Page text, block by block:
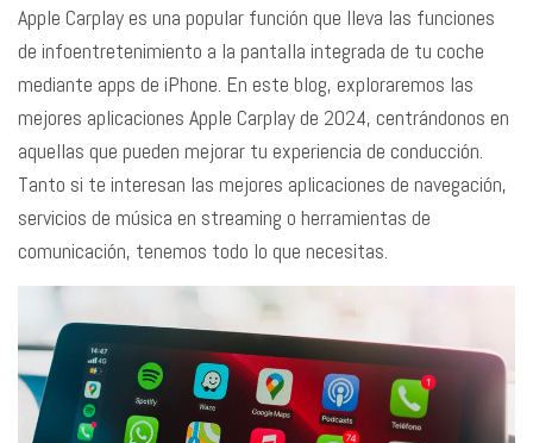
Apple Carplay es una popular función que lleva las funciones
de infoentretenimiento a la pantalla integrada de tu coche
mediante apps de iPhone. En este blog, exploraremos las
mejores aplicaciones Apple Carplay de 2024, centrándonos en
aquellas que pueden mejorar tu experiencia de conducción.
Tanto si te interesan las mejores aplicaciones de navegación,
servicios de música en streaming o herramientas de
comunicación, tenemos todo lo que necesitas.